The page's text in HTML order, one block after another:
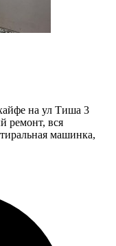
на ул Тиша 3
ремонт, вся
машинка,